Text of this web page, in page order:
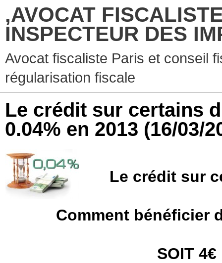
,AVOCAT
INSPECTEUR DES
Avocat fiscaliste Paris et conseil
régularisation fiscale
Le crédit sur certains
0.04% en 2013 (16/03/
Le crédit sur
Comment bénéficier
SOIT 4€